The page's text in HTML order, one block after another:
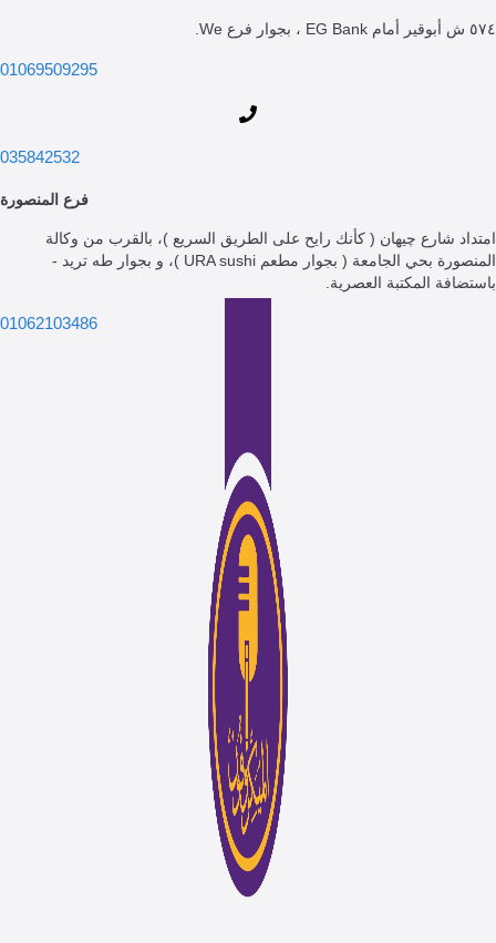
01069509295
035842532
فرع المنصورة
شارع چيهان ( كأنك رايح على الطريق السريع )، بالقرب من وكالة
المنصورة بحي الجامعة ( بجوار مطعم URA sushi )، و بجوار طه تريد -
المكتبة العصرية.
01062103486